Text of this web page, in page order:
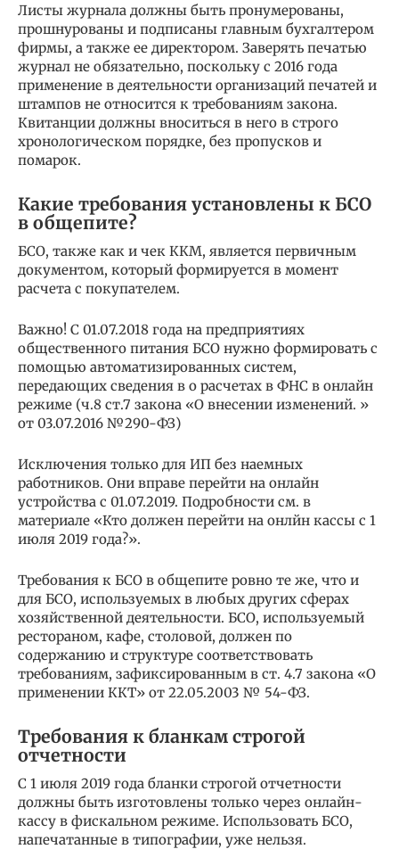
Листы журнала должны быть пронумерованы,
прошнурованы и подписаны главным бухгалтером
фирмы, а также ее директором. Заверять печатью
журнал не обязательно, поскольку с 2016 года
применение в деятельности организаций печатей и
штампов не относится к требованиям закона.
Квитанции должны вноситься в него в строго
хронологическом порядке, без пропусков и
помарок.
Какие требования установлены к БСО
в общепите?
БСО, также как и чек ККМ, является первичным
документом, который формируется в момент
расчета с покупателем.
Важно! С 01.07.2018 года на предприятиях
общественного питания БСО нужно формировать с
помощью автоматизированных систем,
передающих сведения в о расчетах в ФНС в онлайн
режиме (ч.8 ст.7 закона «О внесении изменений. »
от 03.07.2016 №290-ФЗ)
Исключения только для ИП без наемных
работников. Они вправе перейти на онлайн
устройства с 01.07.2019. Подробности см. в
материале «Кто должен перейти на онлйн кассы с 1
июля 2019 года?».
Требования к БСО в общепите ровно те же, что и
для БСО, используемых в любых других сферах
хозяйственной деятельности. БСО, используемый
рестораном, кафе, столовой, должен по
содержанию и структуре соответствовать
требованиям, зафиксированным в ст. 4.7 закона «О
применении ККТ» от 22.05.2003 № 54-ФЗ.
Требования к бланкам строгой
отчетности
С 1 июля 2019 года бланки строгой отчетности
должны быть изготовлены только через онлайн-
кассу в фискальном режиме. Использовать БСО,
напечатанные в типографии, уже нельзя.